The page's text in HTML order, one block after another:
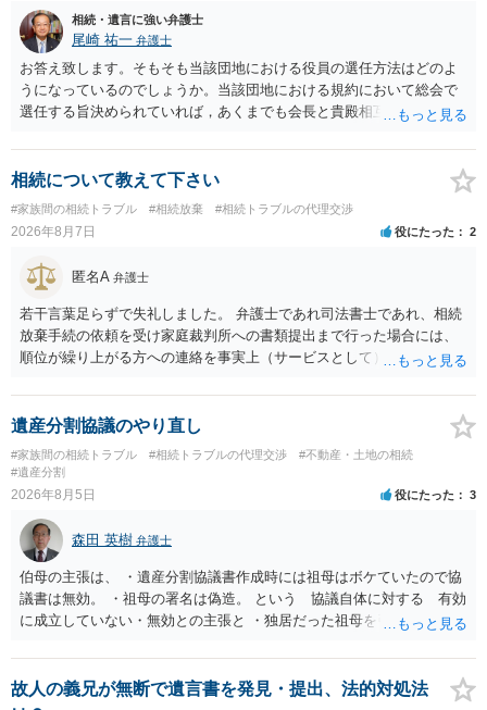
相続・遺言に強い弁護士
尾崎 祐一 弁護士
お答え致します。そもそも当該団地における役員の選任方法はどのよ
うになっているのでしょうか。当該団地における規約において総会で
選任する旨決められていれば，あくまでも会長と貴殿相互間における
し，団地と貴殿との委託契約は有効に成立しています。当該団地にお
ける役員の選任が会長の専権でできるのであれば，貴殿と会長との合
相続について教えて下さい
#家族間の相続トラブル #相続放棄 #相続トラブルの代理交渉
2026年8月7日 役にたった 2
匿名A 弁護士
若干言葉足らずで失礼しました。 弁護士であれ司法書士であれ、相続
放棄手続の依頼を受け家庭裁判所への書類提出まで行った場合には、
順位が繰り上がる方への連絡を事実上（サービスとして）行うことは
できない、という意味でした。
遺産分割協議のやり直し
#家族間の相続トラブル #相続トラブルの代理交渉
#不動産・土地の相続
#遺産分割
2026年8月5日 役にたった 3
森田 英樹 弁護士
伯母の主張は、 ・遺産分割協議書作成時には祖母はボケていたので協
議書は無効。 ・祖母の署名は偽造。 という 協議自体に対する 有効
に成立していない・無効との主張と ・独居だった祖母を引き取り、家
たが父が祖母を自宅に引き取った後、家の売却前に入院してそのまま
亡くなったので、騙された という 協議自体の成立を認めたうえで
債務不履行・詐欺という主張 の大きく２つの主張があるようですが い
故人の義兄が無断で遺言書を発見・提出、法的対処法